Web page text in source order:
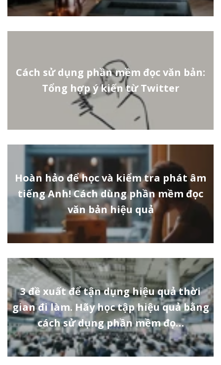
Cách sử dụng phần mềm đọc văn bản:
Tổng hợp ý kiến từ Twitter
Hoàn hảo để học và kiểm tra phát âm
tiếng Anh! Cách dùng phần mềm đọc
văn bản hiệu quả
3 đề xuất để tận dụng hiệu quả thời
gian đi làm. Hãy học tập hiệu quả bằng
cách sử dụng phần mềm đọ…